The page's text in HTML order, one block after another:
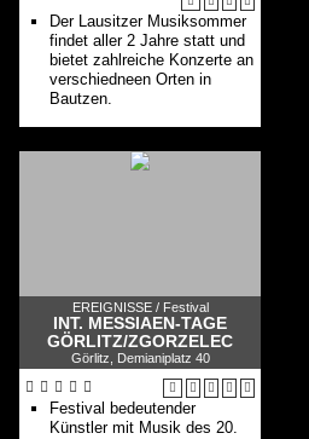
Der Lausitzer Musiksommer
findet aller 2 Jahre statt und
bietet zahlreiche Konzerte an
verschiedneen Orten in
Bautzen.
EREIGNISSE / Festival
INT. MESSIAEN-TAGE
GÖRLITZ/ZGORZELEC
Görlitz, Demianiplatz 40
Festival bedeutender
Künstler mit Musik des 20.